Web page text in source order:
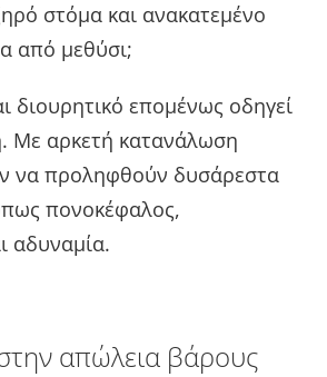
στόμα και ανακατεμένο
από μεθύσι;
διουρητικό επομένως οδηγεί
Με αρκετή κατανάλωση
να προληφθούν δυσάρεστα
πονοκέφαλος,
αδυναμία.
απώλεια βάρους